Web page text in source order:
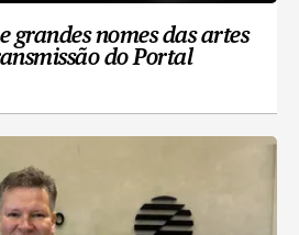
grandes nomes das artes
do Portal